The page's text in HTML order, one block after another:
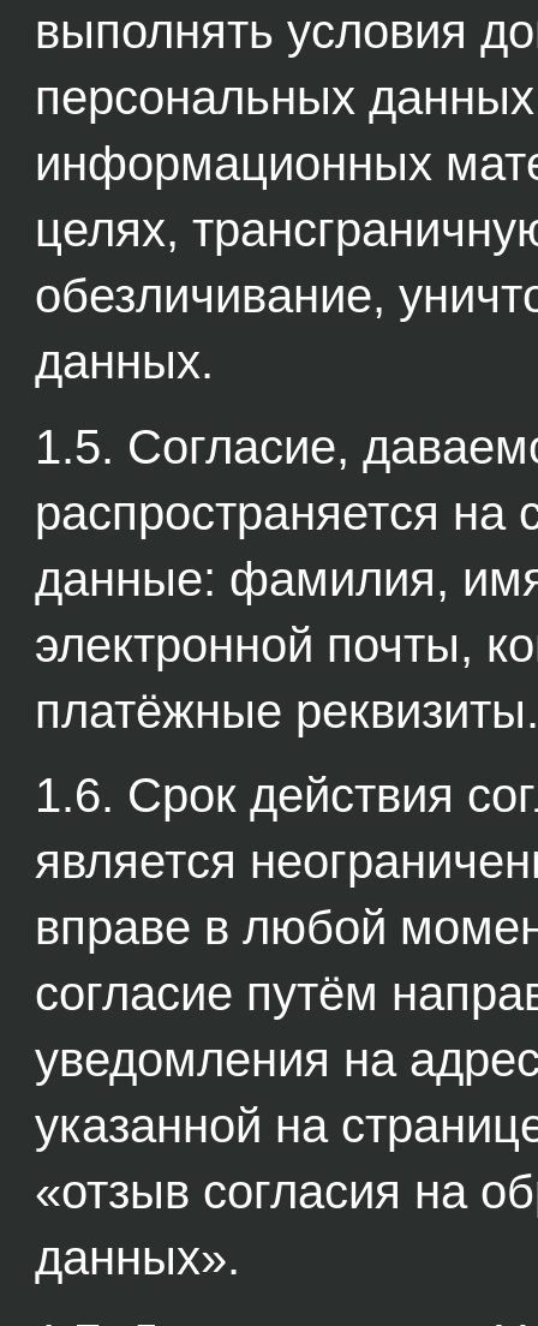
выполнять условия
персональных
информационных
целях,
обезличивание,
данных.
1.5. Согласие,
распространяется
данные: фамилия,
электронной почты,
платёжные реквизиты.
1.6. Срок действия
является
вправе в любой
согласие путём
уведомления на
указанной на
«отзыв согласия на
данных».